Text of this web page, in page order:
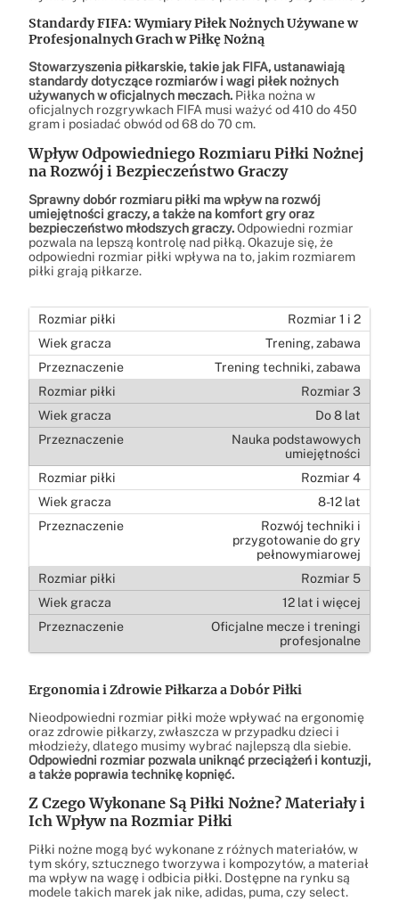
Standardy FIFA: Wymiary Piłek Nożnych Używane w
Profesjonalnych Grach w Piłkę Nożną
Stowarzyszenia piłkarskie, takie jak FIFA, ustanawiają
standardy dotyczące rozmiarów i wagi piłek nożnych
używanych w oficjalnych meczach. Piłka nożna w
oficjalnych rozgrywkach FIFA musi ważyć od 410 do 450
gram i posiadać obwód od 68 do 70 cm.
Wpływ Odpowiedniego Rozmiaru Piłki Nożnej
na Rozwój i Bezpieczeństwo Graczy
Sprawny dobór rozmiaru piłki ma wpływ na rozwój
umiejętności graczy, a także na komfort gry oraz
bezpieczeństwo młodszych graczy.Odpowiedni rozmiar
pozwala na lepszą kontrolę nad piłką. Okazuje się, że
odpowiedni rozmiar piłki wpływa na to, jakim rozmiarem
piłki grają piłkarze.
Rozmiar 1 i 2
Trening, zabawa
Trening techniki, zabawa
Rozmiar 3
Do 8 lat
Nauka podstawowych
umiejętności
Rozmiar 4
8-12 lat
Rozwój techniki i
przygotowanie do gry
pełnowymiarowej
Rozmiar 5
12 lat i więcej
Oficjalne mecze i treningi
profesjonalne
Ergonomia i Zdrowie Piłkarza a Dobór Piłki
Nieodpowiedni rozmiar piłki może wpływać na ergonomię
oraz zdrowie piłkarzy, zwłaszcza w przypadku dzieci i
młodzieży, dlatego musimy wybrać najlepszą dla siebie.
Odpowiedni rozmiar pozwala uniknąć przeciążeń i kontuzji,
a także poprawia technikę kopnięć.
Z Czego Wykonane Są Piłki Nożne? Materiały i
Ich Wpływ na Rozmiar Piłki
Piłki nożne mogą być wykonane z różnych materiałów, w
tym skóry, sztucznego tworzywa i kompozytów, a materiał
ma wpływ na wagę i odbicia piłki. Dostępne na rynku są
modele takich marek jak nike, adidas, puma, czy select.